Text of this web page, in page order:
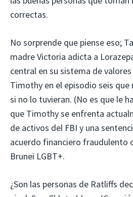
correctas.
No sorprende que piense eso;
madre Victoria adicta a
central en su sistema de
Timothy en el episodio seis
si no lo tuvieran. (No es que le
que Timothy se enfrenta
de activos del FBI y una
acuerdo financiero fraudulento
Brunei LGBT+.
¿Son las personas de Ratliffs